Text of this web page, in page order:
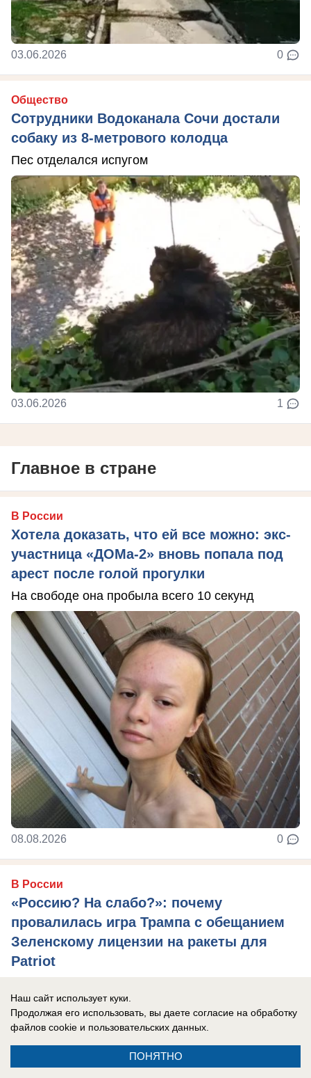
03.06.2026 0
Общество
Сотрудники Водоканала Сочи достали
собаку из 8-метрового колодца
Пес отделался испугом
03.06.2026 1
Главное в стране
В России
Хотела доказать, что ей все можно: экс-
участница «ДОМа-2» вновь попала под
арест после голой прогулки
На свободе она пробыла всего 10 секунд
08.08.2026 0
В России
«Россию? На слабо?»: почему
провалилась игра Трампа с обещанием
Зеленскому лицензии на ракеты для
Patriot
прекрасно понимают, что современная Украина
не способна ничего создавать, нужен новый ...
Наш сайт использует куки.
Продолжая его использовать, вы даете согласие на обработку
файлов cookie и пользовательских данных.
ПОНЯТНО